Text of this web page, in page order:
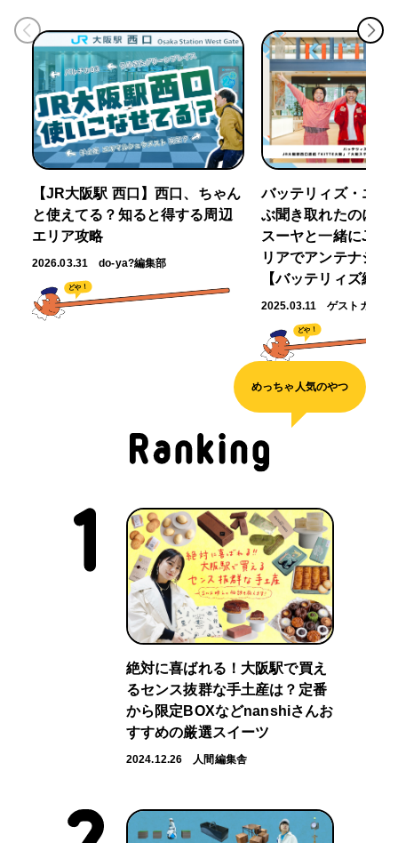
【JR大阪駅 西口】西口、ちゃん
と使えてる？知ると得する周辺
エリア攻略
2026.03.31 do-ya?編集部
どや！
バッテリィズ・エー
ぶ聞き取れたのに～
スーヤと一緒にJR
リアでアンテナショ
【バッテリィズ編】
2025.03.11 ゲストガイド
どや！
めっちゃ人気のやつ
絶対に喜ばれる！大阪駅で買え
るセンス抜群な手土産は？定番
から限定BOXなどnanshiさんお
すすめの厳選スイーツ
2024.12.26 人間編集舎